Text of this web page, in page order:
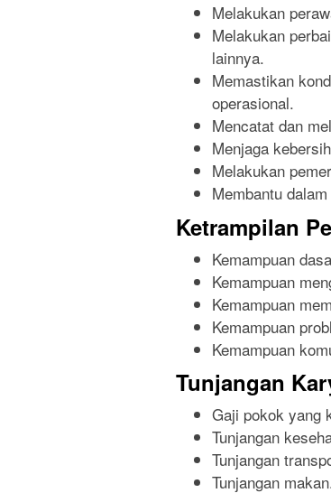
Melakukan
Melakukan
lainnya.
Memastikan
operasional.
Mencatat dan
Menjaga
Melakukan
Membantu
Ketrampilan
Kemampuan
Kemampuan
Kemampuan
Kemampuan
Kemampuan
Tunjangan
Gaji pokok yang
Tunjangan
Tunjangan
Tunjangan